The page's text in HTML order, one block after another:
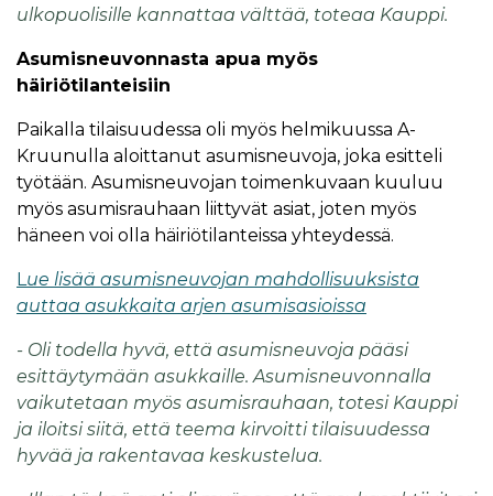
ulkopuolisille kannattaa välttää, toteaa Kauppi.
Asumisneuvonnasta apua myös
häiriötilanteisiin
Paikalla tilaisuudessa oli myös helmikuussa A-
Kruunulla aloittanut asumisneuvoja, joka esitteli
työtään. Asumisneuvojan toimenkuvaan kuuluu
myös asumisrauhaan liittyvät asiat, joten myös
häneen voi olla häiriötilanteissa yhteydessä.
Lue lisää asumisneuvojan mahdollisuuksista
auttaa asukkaita arjen asumisasioissa
- Oli todella hyvä, että asumisneuvoja pääsi
esittäytymään asukkaille. Asumisneuvonnalla
vaikutetaan myös asumisrauhaan, totesi Kauppi
ja iloitsi siitä, että teema kirvoitti tilaisuudessa
hyvää ja rakentavaa keskustelua.